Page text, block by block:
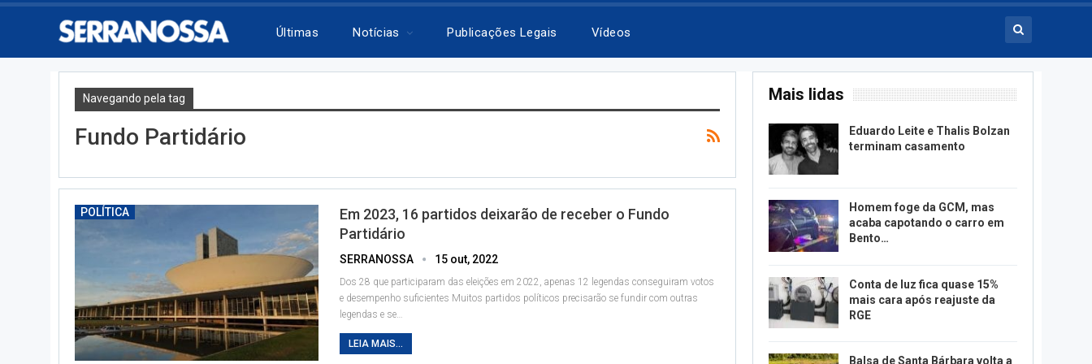
Últimas Notícias Publicações Legais Vídeos
Navegando pela tag
Fundo Partidário
POLÍTICA
Em 2023, 16 partidos deixarão de receber o Fundo
Partidário
SERRANOSSA 15 out, 2022
Dos 28 que participaram das eleições em 2022, apenas 12 legendas conseguiram votos
e desempenho suficientes Muitos partidos políticos precisarão se fundir com outras
legendas e se
LEIA MAIS...
Mais lidas
Eduardo Leite e Thalis Bolzan
terminam casamento
Homem foge da GCM, mas
acaba capotando o carro em
Bento…
Conta de luz fica quase 15%
mais cara após reajuste da
RGE
Balsa de Santa Bárbara volta a